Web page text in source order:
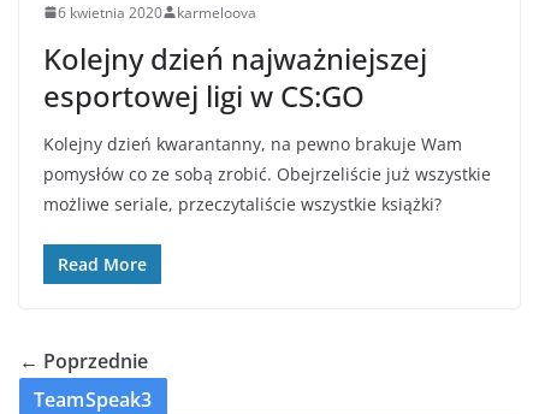
6 kwietnia 2020 karmeloova
Kolejny dzień najważniejszej
esportowej ligi w CS:GO
Kolejny dzień kwarantanny, na pewno brakuje Wam
pomysłów co ze sobą zrobić. Obejrzeliście już wszystkie
możliwe seriale, przeczytaliście wszystkie książki?
Read More
← Poprzednie
TeamSpeak3